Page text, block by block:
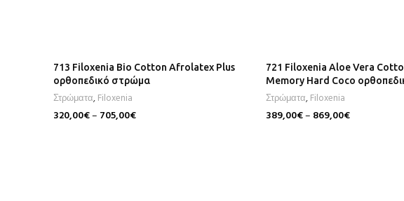
713 Filoxenia Bio Cotton Afrolatex Plus
ορθοπεδικό στρώμα
Στρώματα,Filoxenia
320,00€– 705,00€
721 Filoxenia Aloe Vera
Memory Hard Coco
Στρώματα,Filoxenia
389,00€– 869,00€